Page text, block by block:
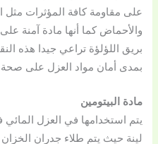
على مقاومة كافة المؤثرات مثل
والأحماض كما أنها مادة آمنة
بريق اللؤلؤة تراعي جيدا هذه
بمدى أمان مواد العزل على صحة
مادة البيتومين
يتم استخدامها في العزل
لينة حيث يتم طلاء جدران